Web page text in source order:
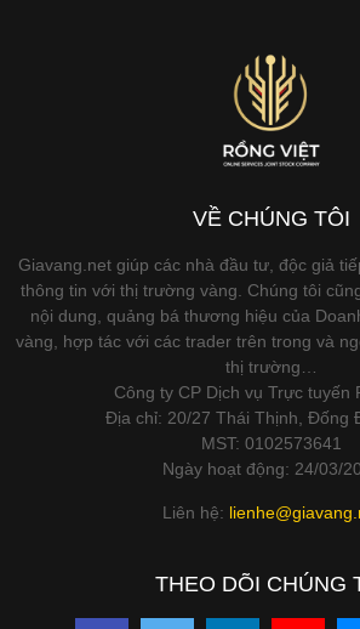
VỀ CHÚNG TÔI
Giavang.net giúp các nhà đầu tư, độc giả
thông tin với thị trường vàng. Chúng tôi
nội dung, quảng bá thương hiệu của
vàng, hợp tác với các trader trên trong và
thị trường…
Công ty CP Dịch vụ Trực tuyến
Địa chỉ: 20/27 Thái Thịnh, Đống
MST: 0102573641
Ngày hoạt động: 24/03/
Liên hệ:
THEO DÕI CHÚNG